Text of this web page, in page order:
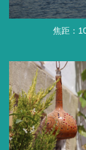
焦距：